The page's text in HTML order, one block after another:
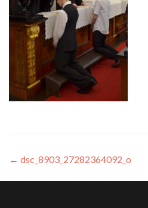
← dsc_8903_27282364092_o